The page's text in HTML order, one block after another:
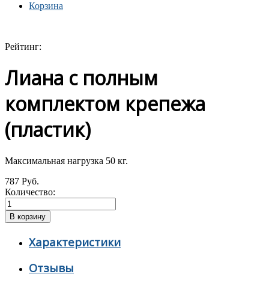
Корзина
Рейтинг:
Лиана с полным
комплектом крепежа
(пластик)
Максимальная нагрузка 50 кг.
787 Руб.
Количество:
Характеристики
Отзывы